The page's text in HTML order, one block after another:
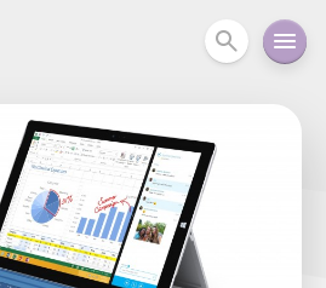
PC関連 カメラ
ーム アクションカメラ